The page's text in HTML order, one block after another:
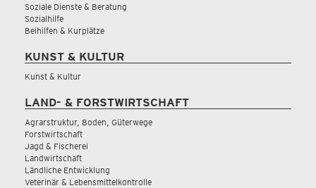
Soziale Dienste & Beratung
Sozialhilfe
Beihilfen & Kurplätze
KUNST & KULTUR
Kunst & Kultur
LAND- & FORSTWIRTSCHAFT
Agrarstruktur, Boden, Güterwege
Forstwirtschaft
Jagd & Fischerei
Landwirtschaft
Ländliche Entwicklung
Veterinär & Lebensmittelkontrolle